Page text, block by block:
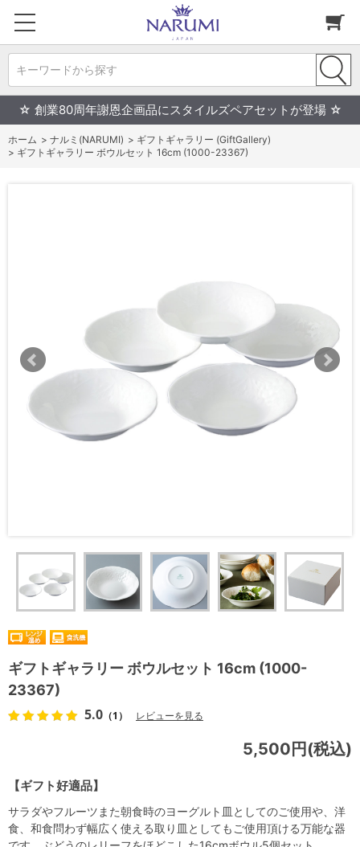
キーワードから探す
☆ 創業80周年謝恩企画品にスタイルズペアセットが登場 ☆
ホーム > ナルミ(NARUMI) > ギフトギャラリー (GiftGallery)
> ギフトギャラリー ボウルセット 16cm (1000-23367)
ギフトギャラリー ボウルセット 16cm (1000-
23367)
5.0 （1） レビューを見る
【ギフト好適品】
5,500円(税込)
サラダやフルーツまた朝食時のヨーグルト皿としてのご使用や、洋
食、和食問わず幅広く使える取り皿としてもご使用頂ける万能な器